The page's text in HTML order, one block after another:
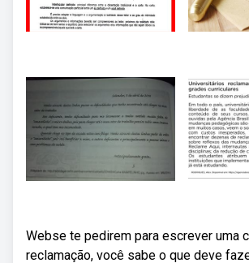
Webse te pedirem para escrever uma
reclamação, você sabe o que deve